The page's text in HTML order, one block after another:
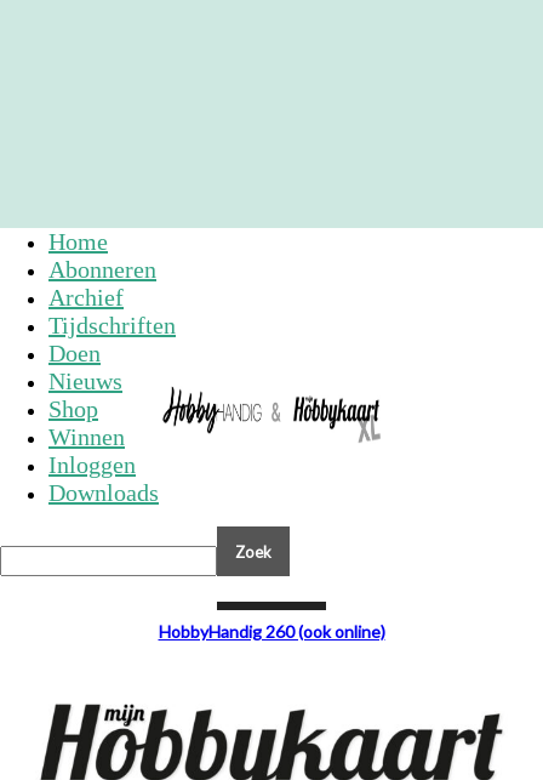
Home
Abonneren
Archief
Tijdschriften
Doen
Nieuws
Shop
Winnen
Inloggen
Downloads
HobbyHandig 260 (ook online)